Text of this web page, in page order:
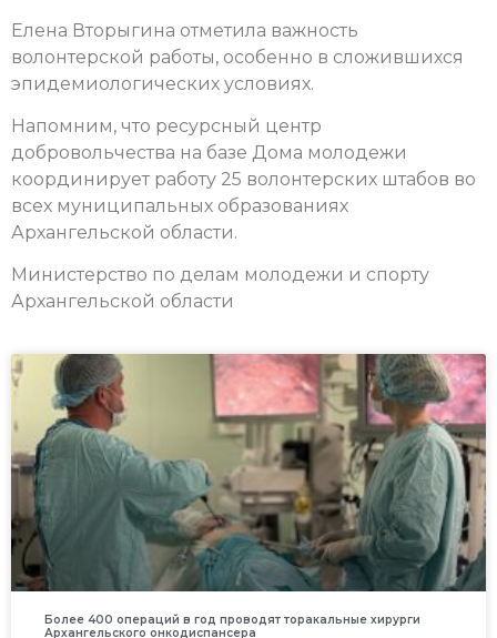
Елена Вторыгина отметила важность
волонтерской работы, особенно в сложившихся
эпидемиологических условиях.
Напомним, что ресурсный центр
добровольчества на базе Дома молодежи
координирует работу 25 волонтерских штабов во
всех муниципальных образованиях
Архангельской области.
Министерство по делам молодежи и спорту
Архангельской области
Более 400 операций в год проводят торакальные хирурги
Архангельского онкодиспансера